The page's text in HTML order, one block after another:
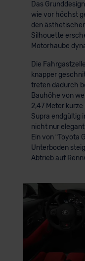
Das
wie vor höchst
den
Silhouette
Motorhaube
Die
knapper
treten dadurch
Bauhöhe von
2,47 Meter
Supra endgültig
nicht nur
Ein von ʺToyota
Unterboden
Abtrieb auf